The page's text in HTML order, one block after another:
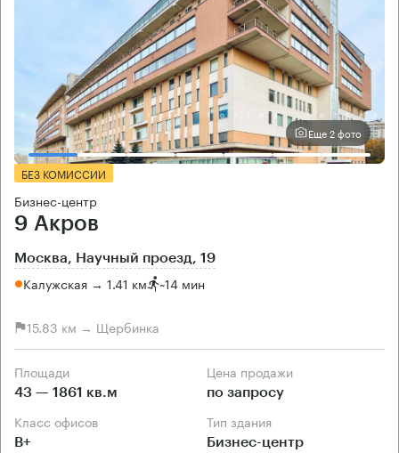
Еще 2 фото
БЕЗ КОМИССИИ
Бизнес-центр
9 Акров
Москва, Научный проезд, 19
Калужская → 1.41 км ~14 мин
15.83 км → Щербинка
Площади
43 — 1861 кв.м
Цена продажи
по запросу
Класс офисов
B+
Тип здания
Бизнес-центр